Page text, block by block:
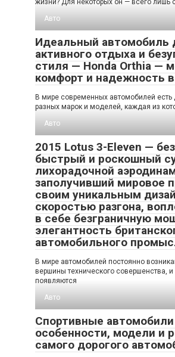
жизни? Для некоторых он — всего лишь
Авто
Идеальный автомобиль
активного отдыха и
стиля — Honda Orthia —
комфорт и надежность
В мире современных автомобилей есть
разных марок и моделей, каждая из
Авто
2015 Lotus 3-Eleven —
быстрый и роскошный
лихорадочной
заполучивший мировое
своим уникальным
скоростью разгона,
в себе безграничную
элегантность
автомобильного
В мире автомобилей постоянно
вершины технического совершенства,
появляются
Авто
Спортивные
особенности, модели и
самого дорогого